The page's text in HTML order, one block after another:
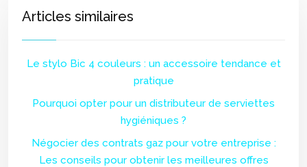
Articles similaires
Le stylo Bic 4 couleurs : un accessoire tendance et
pratique
Pourquoi opter pour un distributeur de serviettes
hygiéniques ?
Négocier des contrats gaz pour votre entreprise :
Les conseils pour obtenir les meilleures offres